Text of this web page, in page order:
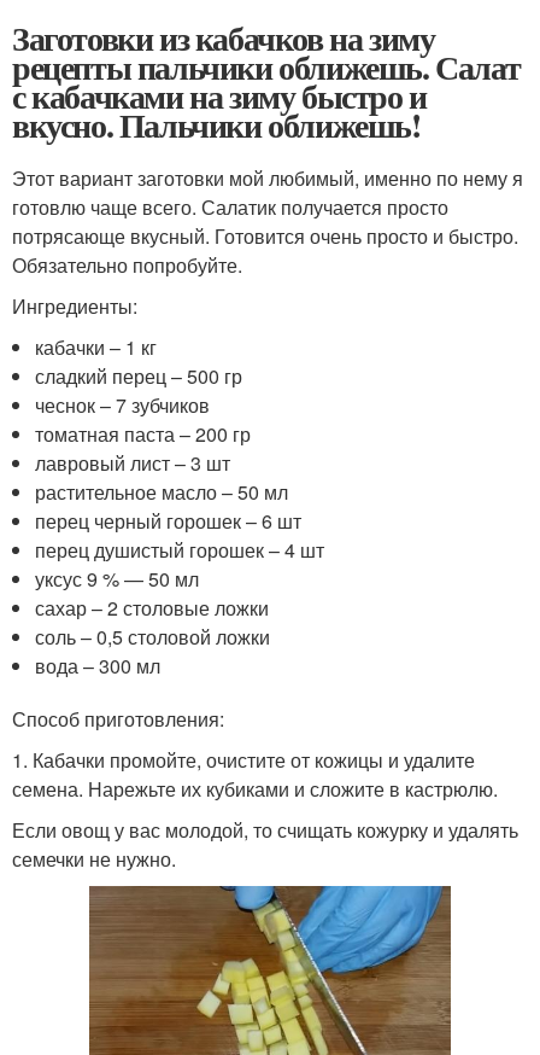
Заготовки из кабачков на зиму
рецепты пальчики оближешь. Салат
с кабачками на зиму быстро и
вкусно. Пальчики оближешь!
Этот вариант заготовки мой любимый, именно по нему я
готовлю чаще всего. Салатик получается просто
потрясающе вкусный. Готовится очень просто и быстро.
Обязательно попробуйте.
Ингредиенты:
кабачки – 1 кг
сладкий перец – 500 гр
чеснок – 7 зубчиков
томатная паста – 200 гр
лавровый лист – 3 шт
растительное масло – 50 мл
перец черный горошек – 6 шт
перец душистый горошек – 4 шт
уксус 9 % — 50 мл
сахар – 2 столовые ложки
соль – 0,5 столовой ложки
вода – 300 мл
Способ приготовления:
1. Кабачки промойте, очистите от кожицы и удалите
семена. Нарежьте их кубиками и сложите в кастрюлю.
Если овощ у вас молодой, то счищать кожурку и удалять
семечки не нужно.